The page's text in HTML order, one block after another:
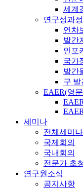
세계
연구성과
연차
발간
인포
국가
발간
구 발
EAER(영
세미나
전체세미나
국제회의
국내회의
전문가 초
연구원소식
공지사항